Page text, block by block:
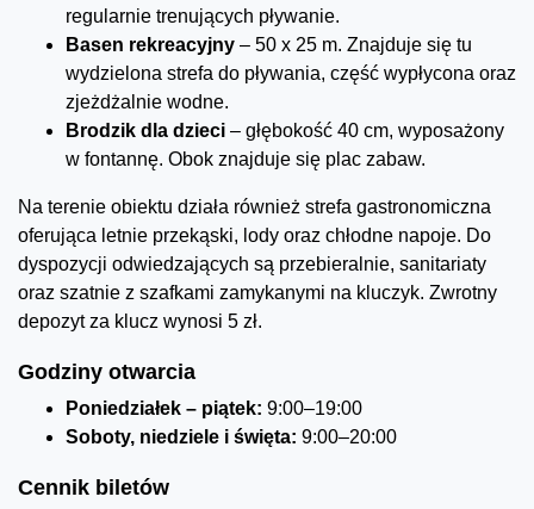
regularnie trenujących pływanie.
Basen rekreacyjny – 50 x 25 m. Znajduje się tu
wydzielona strefa do pływania, część wypłycona oraz
zjeżdżalnie wodne.
Brodzik dla dzieci – głębokość 40 cm, wyposażony
w fontannę. Obok znajduje się plac zabaw.
Na terenie obiektu działa również strefa gastronomiczna
oferująca letnie przekąski, lody oraz chłodne napoje. Do
dyspozycji odwiedzających są przebieralnie, sanitariaty
oraz szatnie z szafkami zamykanymi na kluczyk. Zwrotny
depozyt za klucz wynosi 5 zł.
Godziny otwarcia
Poniedziałek – piątek: 9:00–19:00
Soboty, niedziele i święta: 9:00–20:00
Cennik biletów